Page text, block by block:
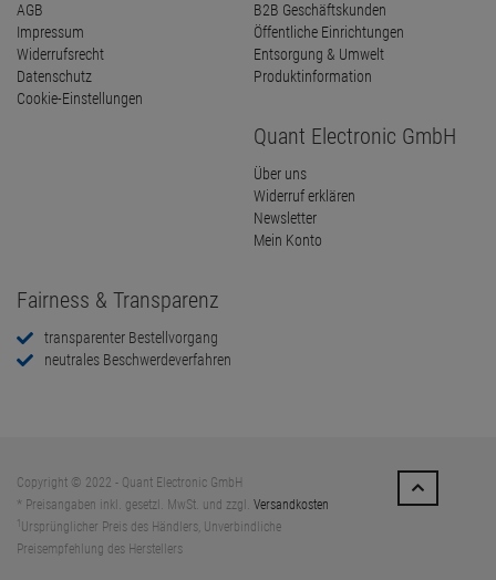
AGB
Impressum
Widerrufsrecht
Datenschutz
Cookie-Einstellungen
B2B Geschäftskunden
Öffentliche Einrichtungen
Entsorgung & Umwelt
Produktinformation
Quant Electronic GmbH
Über uns
Widerruf erklären
Newsletter
Mein Konto
Fairness & Transparenz
transparenter Bestellvorgang
neutrales Beschwerdeverfahren
Copyright © 2022 - Quant Electronic GmbH
* Preisangaben inkl. gesetzl. MwSt. und zzgl. Versandkosten
Ursprünglicher Preis des Händlers, Unverbindliche
Preisempfehlung des Herstellers